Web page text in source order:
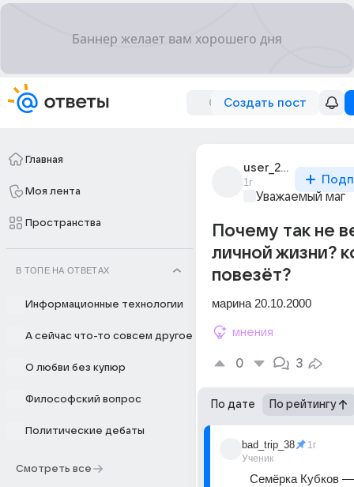
Создать пост
Главная
Моя лента
Пространства
В ТОПЕ НА ОТВЕТАХ
Информационные технологии
А сейчас что-то совсем другое
О любви без купюр
Философский вопрос
Политические дебаты
Смотреть все
user_262641105
1г
Уважаемый маг
Почему так не
личной жизни?
повезёт?
марина 20.10.2000
мнения
0 3
По дате По рейтингу
bad_trip_38
Ученик
1г
Семёрка Кубков